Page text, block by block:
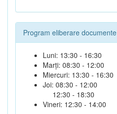
Program eliberare documente
Luni: 13:30 - 16:30
Marți: 08:30 - 12:00
Miercuri: 13:30 - 16:30
Joi: 08:30 - 12:00
12:30 - 18:30
Vineri: 12:30 - 14:00